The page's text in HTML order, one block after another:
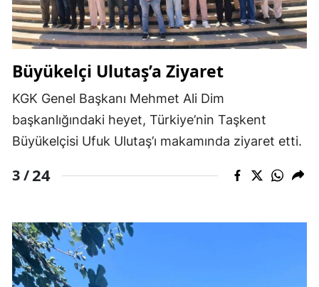
Büyükelçi Ulutaş’a Ziyaret
KGK Genel Başkanı Mehmet Ali Dim
başkanlığındaki heyet, Türkiye’nin Taşkent
Büyükelçisi Ufuk Ulutaş’ı makamında ziyaret etti.
3 /24